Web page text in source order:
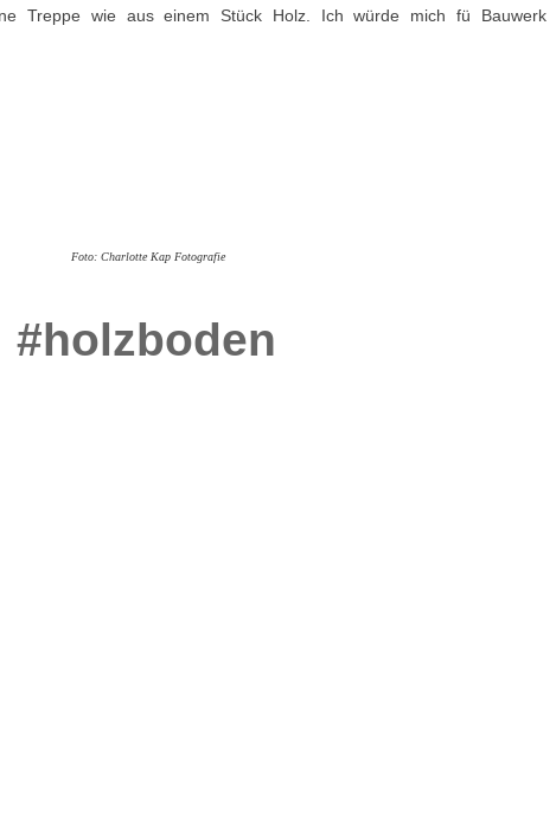
Treppe wie aus einem Stück Holz. Ich würde mich fü Bauwerk
Foto: Charlotte Kap Fotografie
#holzboden